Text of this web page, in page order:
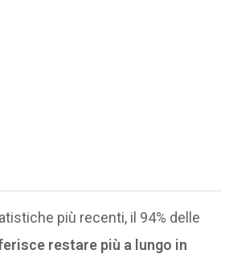
più recenti, il 94% delle
restare più a lungo in